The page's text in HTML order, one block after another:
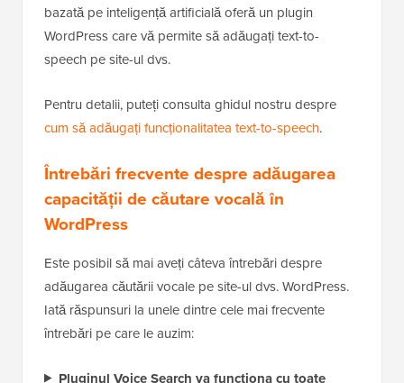
bazată pe inteligență artificială oferă un plugin
WordPress care vă permite să adăugați text-to-
speech pe site-ul dvs.
Pentru detalii, puteți consulta ghidul nostru despre
cum să adăugați funcționalitatea text-to-speech.
Întrebări frecvente despre adăugarea
capacității de căutare vocală în
WordPress
Este posibil să mai aveți câteva întrebări despre
adăugarea căutării vocale pe site-ul dvs. WordPress.
Iată răspunsuri la unele dintre cele mai frecvente
întrebări pe care le auzim:
Pluginul Voice Search va funcționa cu toate